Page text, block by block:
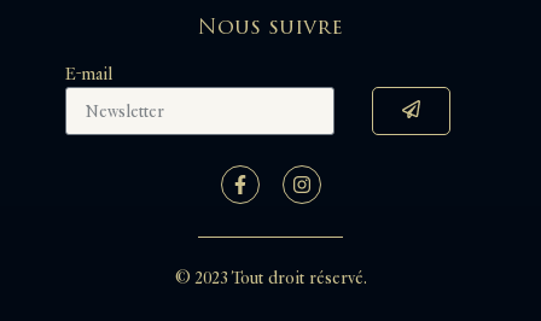
Nous suivre
E-mail
© 2023 Tout droit réservé.